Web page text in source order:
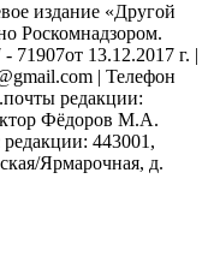
издание «Другой
Роскомнадзором.
13.12.2017 г. |
| Телефон
редакции:
Фёдоров М.А.
443001,
Ярмарочная, д.